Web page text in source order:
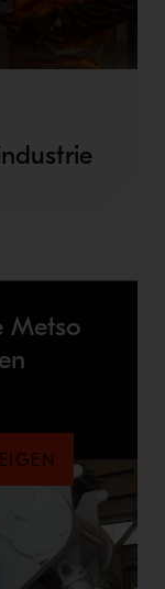
Metso